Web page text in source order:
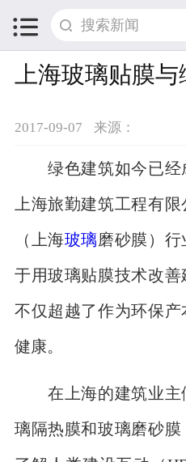

上海玻璃贴膜
2017-09-07 来源：
绿色建筑如今已经
上海旅勤建筑工程有
（上海玻璃 磨砂膜）行
于用玻璃贴膜技术改
不仅超越了作为环保
健康。
在上海的建筑业主
璃隔热膜和玻璃磨砂